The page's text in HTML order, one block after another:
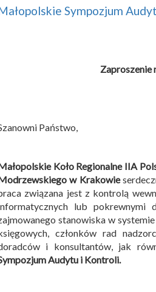
Sympozjum
Zaproszenie
Państwo,
Koło Regionalne IIA
w Krakowie
związana jest z kontrolą
lub pokrewnymi
stanowiska w
członków rad
i konsultantów, jak
Audytu i Kontroli.